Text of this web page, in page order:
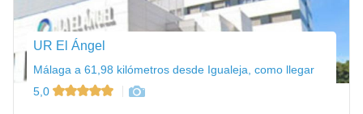
UR El Ángel
Málaga a 61,98 kilómetros desde Igualeja, como llegar
5,0